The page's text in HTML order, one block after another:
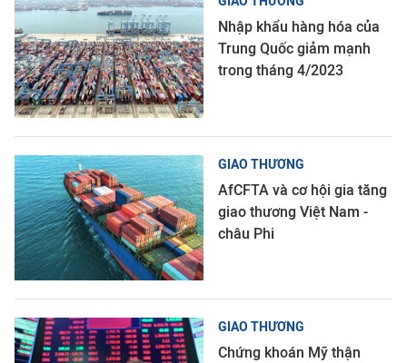
Nhập khẩu hàng hóa của
Trung Quốc giảm mạnh
trong tháng 4/2023
GIAO THƯƠNG
AfCFTA và cơ hội gia tăng
giao thương Việt Nam -
châu Phi
GIAO THƯƠNG
Chứng khoán Mỹ thận